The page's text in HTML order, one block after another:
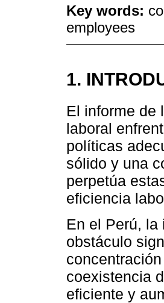
Key words:
employees
1.
El informe de
laboral
políticas
sólido y una
perpetúa
eficiencia
En el Perú, la
obstáculo
coexistencia
eficiente y